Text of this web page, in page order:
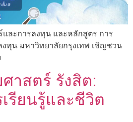
ละการลงทุน และหลักสูตร การ
งทุน มหาวิทยาลัยกรุงเทพ เชิญชวน
ศาสตร์ รังสิต:
รียนรู้และชีวิต